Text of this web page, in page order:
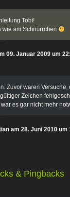
Tobi!
wie am Schnürrchen
09. Januar 2009 um
Zuvor waren
Zeichen
es gar nicht mehr
am 28. Juni 2010 um
& Pingbacks